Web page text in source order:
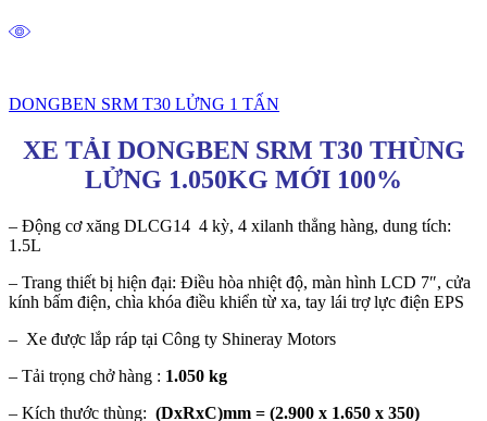
DONGBEN SRM T30 LỬNG 1 TẤN
XE TẢI DONGBEN SRM T30 THÙNG
LỬNG 1.050KG MỚI 100%
– Động cơ xăng DLCG14 4 kỳ, 4 xilanh thẳng hàng, dung tích:
1.5L
– Trang thiết bị hiện đại: Điều hòa nhiệt độ, màn hình LCD 7″, cửa
kính bấm điện, chìa khóa điều khiển từ xa, tay lái trợ lực điện EPS
– Xe được lắp ráp tại Công ty Shineray Motors
– Tải trọng chở hàng : 1.050 kg
– Kích thước thùng: (DxRxC)mm = (2.900 x 1.650 x 350)